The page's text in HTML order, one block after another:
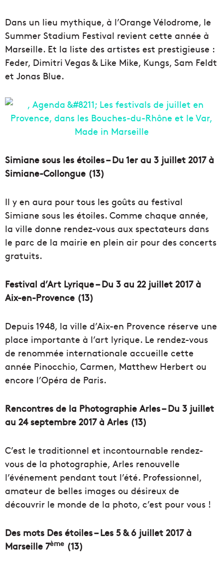
Dans un lieu mythique, à l’Orange Vélodrome, le
Summer Stadium Festival revient cette année à
Marseille. Et la liste des artistes est prestigieuse :
Feder, Dimitri Vegas & Like Mike, Kungs, Sam Feldt
et Jonas Blue.
Simiane sous les étoiles – Du 1er au 3 juillet 2017 à
Simiane-Collongue (13)
Il y en aura pour tous les goûts au festival
Simiane sous les étoiles. Comme chaque année,
la ville donne rendez-vous aux spectateurs dans
le parc de la mairie en plein air pour des concerts
gratuits.
Festival d’Art Lyrique – Du 3 au 22 juillet 2017 à
Aix-en-Provence (13)
Depuis 1948, la ville d’Aix-en Provence réserve une
place importante à l’art lyrique. Le rendez-vous
de renommée internationale accueille cette
année Pinocchio, Carmen, Matthew Herbert ou
encore l’Opéra de Paris.
Rencontres de la Photographie Arles – Du 3 juillet
au 24 septembre 2017 à Arles (13)
C’est le traditionnel et incontournable rendez-
vous de la photographie, Arles renouvelle
l’événement pendant tout l’été. Professionnel,
amateur de belles images ou désireux de
découvrir le monde de la photo, c’est pour vous !
Des mots Des étoiles – Les 5 & 6 juillet 2017 à
Marseille 7ème (13)